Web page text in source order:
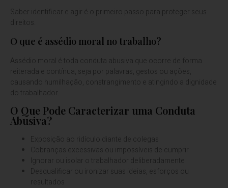
Saber identificar e agir é o primeiro passo para proteger seus
direitos.
O que é assédio moral no trabalho?
Assédio moral é toda conduta abusiva que ocorre de forma
reiterada e contínua, seja por palavras, gestos ou ações,
causando humilhação, constrangimento e atingindo a dignidade
do trabalhador.
O Que Pode Caracterizar uma Conduta
Abusiva?
Exposição ao ridículo diante de colegas
Cobranças excessivas ou impossíveis de cumprir
Ignorar ou isolar o trabalhador deliberadamente
Desqualificar ou ironizar suas ideias, esforços ou
resultados